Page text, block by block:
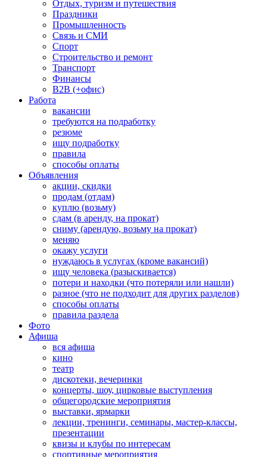
Отдых, туризм и путешествия
Праздники
Промышленность
Связь и СМИ
Спорт
Строительство и ремонт
Транспорт
Финансы
B2B (+офис)
Работа
вакансии
требуются на подработку
резюме
ищу подработку
правила
способы оплаты
Объявления
акции, скидки
продам (отдам)
куплю (возьму)
сдам (в аренду, на прокат)
сниму (арендую, возьму на прокат)
меняю
окажу услуги
нуждаюсь в услугах (кроме вакансий)
ищу человека (разыскивается)
потери и находки (что потеряли или нашли)
разное (что не подходит для других разделов)
способы оплаты
правила раздела
Фото
Афиша
вся афиша
кино
театр
дискотеки, вечеринки
концерты, шоу, цирковые выступления
общегородские мероприятия
выставки, ярмарки
лекции, тренинги, семинары, мастер-классы,
презентации
квизы и клубы по интересам
спортивные мероприятия